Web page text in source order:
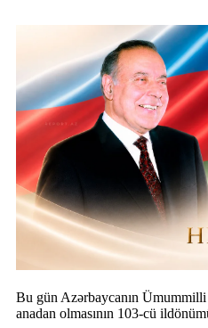
Bu gün Azərbaycanın
anadan olmasının 103-cü